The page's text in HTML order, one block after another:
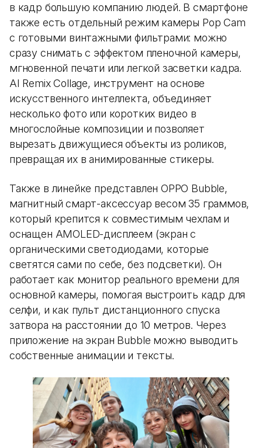
в кадр большую компанию людей. В смартфоне
также есть отдельный режим камеры Pop Cam
с готовыми винтажными фильтрами: можно
сразу снимать с эффектом пленочной камеры,
мгновенной печати или легкой засветки кадра.
AI Remix Collage, инструмент на основе
искусственного интеллекта, объединяет
несколько фото или коротких видео в
многослойные композиции и позволяет
вырезать движущиеся объекты из роликов,
превращая их в анимированные стикеры.
Также в линейке представлен OPPO Bubble,
магнитный смарт-аксессуар весом 35 граммов,
который крепится к совместимым чехлам и
оснащен AMOLED-дисплеем (экран с
органическими светодиодами, которые
светятся сами по себе, без подсветки). Он
работает как монитор реального времени для
основной камеры, помогая выстроить кадр для
селфи, и как пульт дистанционного спуска
затвора на расстоянии до 10 метров. Через
приложение на экран Bubble можно выводить
собственные анимации и тексты.